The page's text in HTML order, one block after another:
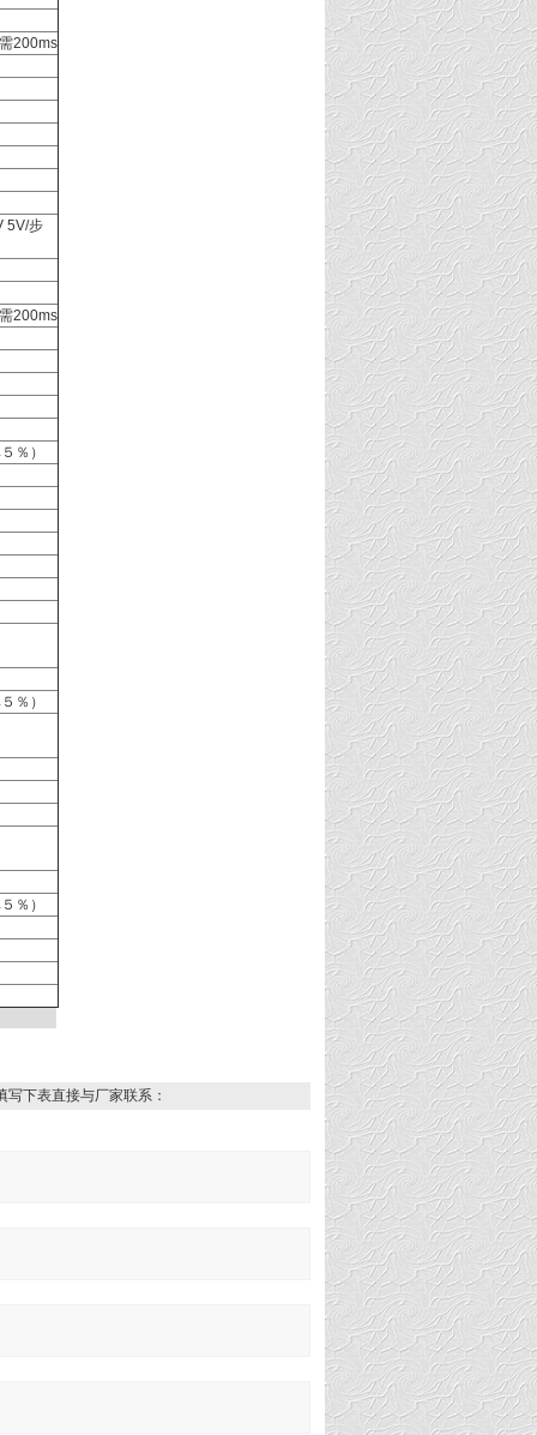
200ms
5V/步
200ms
％）
％）
％）
下表直接与厂家联系：